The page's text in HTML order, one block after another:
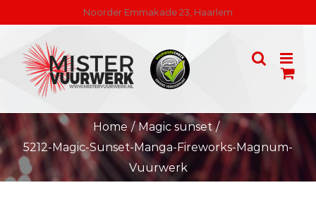
content
Noorder Emmakade 23, Haarlem
Home / Magic sunset /
5212-Magic-Sunset-Manga-Fireworks-Magnum-
Vuurwerk